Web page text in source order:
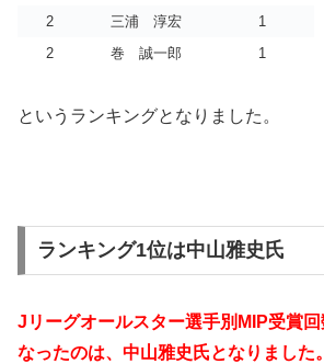
2
三浦 淳宏
1
2
巻 誠一郎 1
というランキングとなりました。
ランキング1位は中山雅史氏
Jリーグオールスター選手別MIP受賞
なったのは、中山雅史氏となりました。